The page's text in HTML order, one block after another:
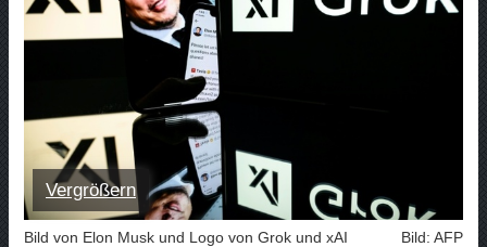
Vergrößern
Bild von Elon Musk und Logo von Grok und xAI Bild: AFP